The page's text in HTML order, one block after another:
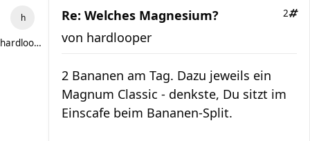
hardlooper
Re: Welches Magnesium? 2
von hardlooper
2 Bananen am Tag. Dazu jeweils ein
Magnum Classic - denkste, Du sitzt im
Einscafe beim Bananen-Split.